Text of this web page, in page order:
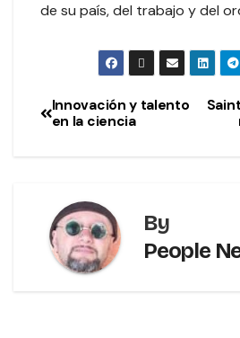
de su país, del trabajo y del
Innovación y talento
en la ciencia
By
People